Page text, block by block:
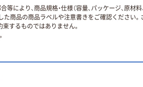
より、商品規格・仕様（容量、パッケージ、原材
商品の商品ラベルや注意書きをご確認ください
束するものではありません。